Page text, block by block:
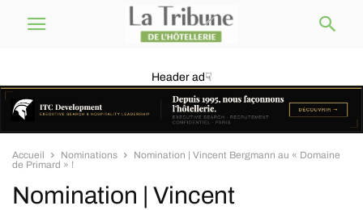
Header ad☟
Accueil Nominations
Nomination | Vincent Bergmann au « Domaine
de Primard » !
Nomination | Vincent